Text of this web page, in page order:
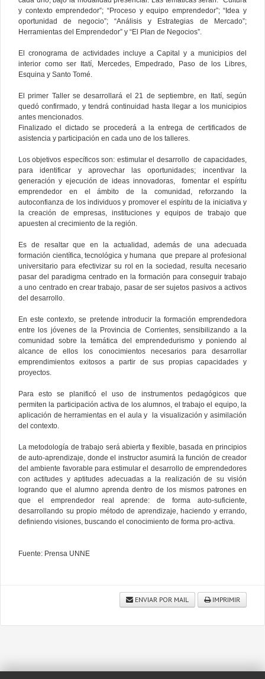
y contexto emprendedor”; “Proceso y equipo emprendedor”; “Idea y
oportunidad de negocio”; “Análisis y Estrategias de Mercado”;
Herramientas del Emprendedor” y “El Plan de Negocios”.
El cronograma de actividades incluye a Capital y a municipios del
interior como ser Itatí, Mercedes, Empedrado, Paso de los Libres,
Esquina y Santo Tomé.
El primer Taller se desarrollará el 21 de septiembre, en Itatí, según
quedó confirmado, y tendrá continuidad hasta llegar a los municipios
antes mencionados.
Finalizado el dictado se procederá a la entrega de certificados de
asistencia y participación en cada uno de los talleres.
Los objetivos específicos son: estimular el desarrollo de capacidades,
para identificar y aprovechar las oportunidades; incentivar la
generación y ejecución de ideas innovadoras, fomentar el espíritu
emprendedor en el ámbito de la comunidad, reforzando la
autoconfianza de los individuos y promover el espíritu de la iniciativa y
la creación de empresas, instituciones y equipos de trabajo que
apuesten al crecimiento de la región.
Es de resaltar que en la actualidad, además de una adecuada
formación científica, tecnológica y humana que prepare al profesional
universitario para efectivizar su rol en la sociedad, resulta necesario
pasar del paradigma centrado en la formación para conseguir trabajo
a uno centrado en crear trabajo, pasar de ser sujetos pasivos a activos
del desarrollo.
En este contexto, se pretende introducir la formación emprendedora
entre los jóvenes de la Provincia de Corrientes, sensibilizando a la
comunidad sobre la temática del emprendedurismo y poniendo al
alcance de ellos los conocimientos necesarios para desarrollar
emprendimientos exitosos a partir de sus propias capacidades y
proyectos.
Para esto se planificó el uso de instrumentos pedagógicos que
permiten la participación activa de los alumnos, el trabajo el equipo, la
aplicación de herramientas en el aula y la visualización y asimilación
del contexto.
La metodología de trabajo será abierta y flexible, basada en principios
de auto-aprendizaje, donde el instructor asumirá la función de creador
del ambiente favorable para estimular el desarrollo de emprendedores
con actitudes y aptitudes adecuadas a la realización de su visión
logrando que el alumno aprenda dentro de los mismos patrones en
que el emprendedor real aprende: de forma auto-suficiente,
desarrollando su propio método de aprendizaje, haciendo y errando,
definiendo visiones, buscando el conocimiento de forma pro-activa.
Fuente: Prensa UNNE
ENVIAR POR MAIL IMPRIMIR